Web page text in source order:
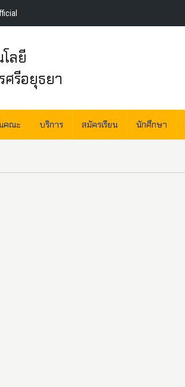
ลยี
รีอยุธยา
คณะ บริการ สมัครเรียน นักศึกษา